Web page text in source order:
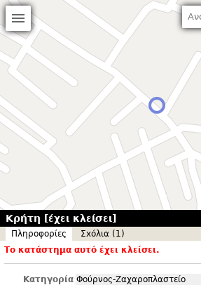
Κρήτη [έχει κλείσει]
Πληροφορίες
Σxόλια (1)
Το κατάστημα αυτό έχει κλείσει.
Κατηγορία Φούρνος-Ζαχαροπλαστείο